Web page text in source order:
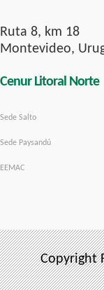
Ruta 8, km 18
Montevideo,
Cenur Litoral Norte
Sede Salto
Sede Paysandú
EEMAC
Copyright